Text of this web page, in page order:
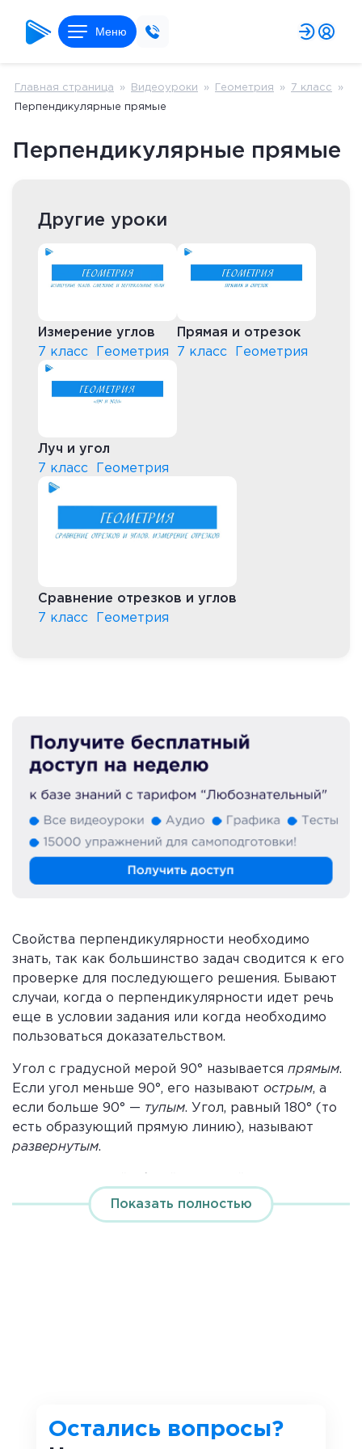
Меню
Главная страница » Видеоуроки » Геометрия » 7 класс »
Перпендикулярные прямые
Перпендикулярные прямые
Другие уроки
Измерение углов
7 класс
Геометрия
Прямая и отрезок
7 класс
Геометрия
Луч и угол
7 класс
Геометрия
Сравнение отрезков и углов
7 класс
Геометрия
Свойства перпендикулярности необходимо
знать, так как большинство задач сводится к его
проверке для последующего решения. Бывают
случаи, когда о перпендикулярности идет речь
еще в условии задания или когда необходимо
пользоваться доказательством.
Угол с градусной мерой 90° называется прямым.
Если угол меньше 90°, его называют острым, а
если больше 90° — тупым. Угол, равный 180° (то
есть образующий прямую линию), называют
развернутым.
При пересечении двух прямых образуются
четыре угла:
Показать полностью
Остались вопросы?